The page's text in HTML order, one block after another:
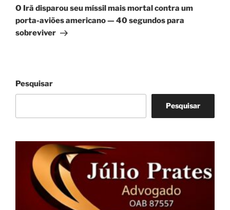
post
O Irã disparou seu míssil mais mortal contra um
porta-aviões americano — 40 segundos para
sobreviver
Pesquisar
Pesquisar